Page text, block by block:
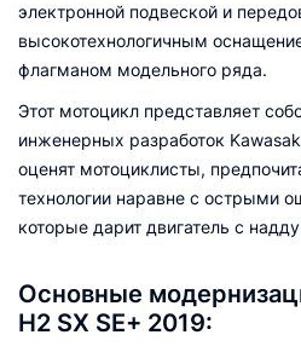
электронной подвеской и
высокотехнологичным
флагманом модельного ряда.
Этот мотоцикл представляет
инженерных разработок
оценят мотоциклисты,
технологии наравне с острыми
которые дарит двигатель с
Основные
H2 SX SE+ 2019: